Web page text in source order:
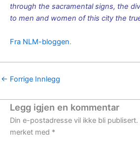
through the sacramental signs, the
to men and women of this city the
Fra NLM-bloggen.
← Forrige Innlegg
Legg igjen en kommentar
Din e-postadresse vil ikke bli publisert.
merket med *